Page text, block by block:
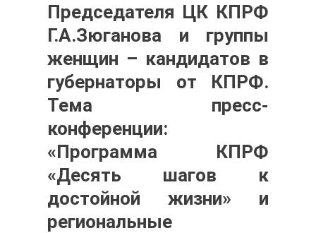
Председателя ЦК КПРФ
Г.А.Зюганова и группы
женщин – кандидатов в
губернаторы от КПРФ.
Тема пресс-
конференции:
«Программа КПРФ
«Десять шагов к
достойной жизни» и
региональные